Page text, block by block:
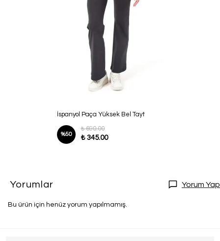
İspanyol Paça Yüksek Bel Tayt
%50
₺ 690.00
₺ 345.00
Yorumlar Yorum Yap
Bu ürün için henüz yorum yapılmamış.